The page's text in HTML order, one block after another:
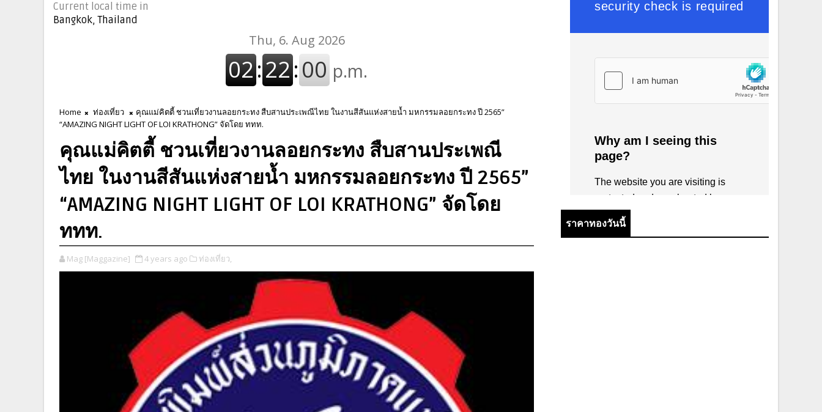
Current local time in
Bangkok, Thailand
Home ท่องเที่ยว
คุณแม่คิตตี้ ชวนเที่ยวงานลอยกระทง สืบสานประเพณีไทย ในงานสีสันแห่งสายน้ำ มหกรรมลอยกระทง ปี 2565”
“AMAZING NIGHT LIGHT OF LOI KRATHONG” จัดโดย ททท.
คุณแม่คิตตี้ ชวนเที่ยวงานลอยกระทง สืบสานประเพณี
ไทย ในงานสีสันแห่งสายน้ำ มหกรรมลอยกระทง ปี 2565”
“AMAZING NIGHT LIGHT OF LOI KRATHONG” จัดโดย
ททท.
Mag [Maggazine] 4 years ago ท่องเที่ยว,
ราคาทองวันนี้